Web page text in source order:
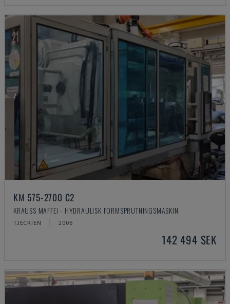
KM 575-2700 C2
KRAUSS MAFFEI - HYDRAULISK FORMSPRUTNINGSMASKIN
TJECKIEN 2006
142 494 SEK